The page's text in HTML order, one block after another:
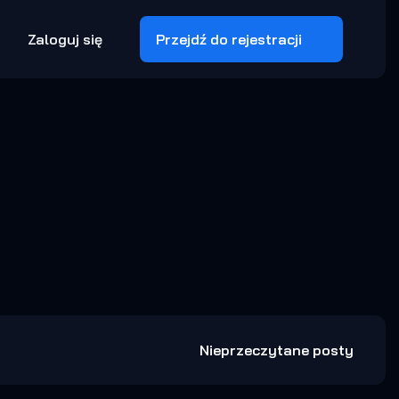
Zaloguj się Przejdź do rejestracji
Nieprzeczytane posty